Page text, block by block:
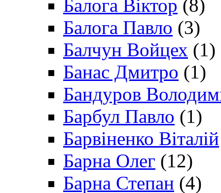
Балога Віктор (8)
Балога Павло (3)
Балчун Войцех (1)
Банас Дмитро (1)
Бандуров
Барбул Павло (1)
Барвіненко Віталій
Барна Олег (12)
Барна Степан (4)